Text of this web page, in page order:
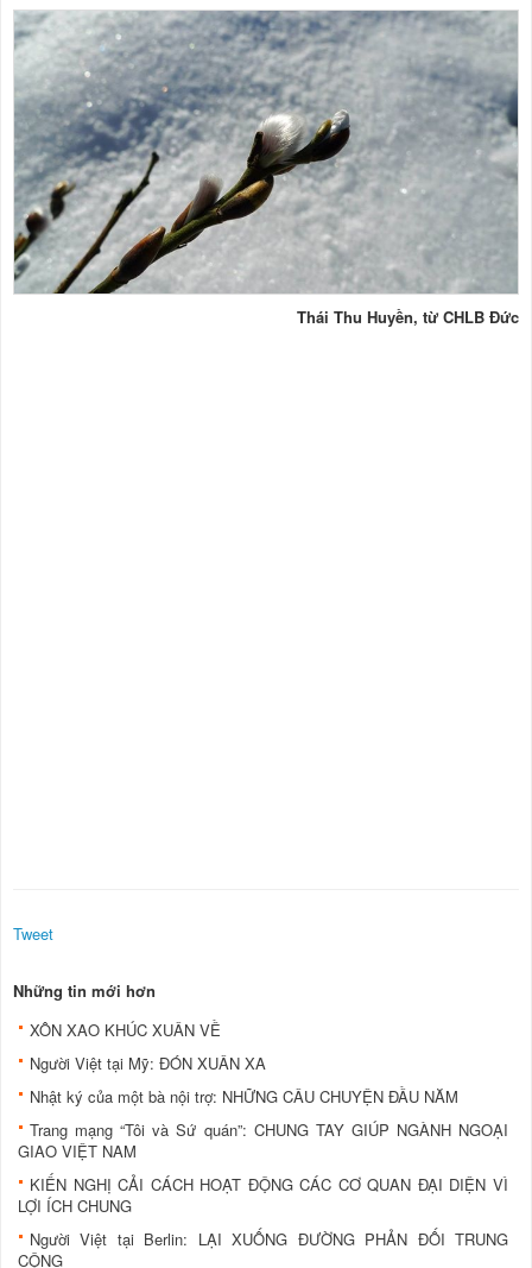
Thái Thu Huyền, từ CHLB Đức
Tweet
Những tin mới hơn
XÔN XAO KHÚC XUÂN VỀ
Người Việt tại Mỹ: ĐÓN XUÂN XA
Nhật ký của một bà nội trợ: NHỮNG CÂU CHUYỆN ĐẦU NĂM
Trang mạng “Tôi và Sứ quán”: CHUNG TAY GIÚP NGÀNH NGOẠI
GIAO VIỆT NAM
KIẾN NGHỊ CẢI CÁCH HOẠT ĐỘNG CÁC CƠ QUAN ĐẠI DIỆN VÌ
LỢI ÍCH CHUNG
Người Việt tại Berlin: LẠI XUỐNG ĐƯỜNG PHẢN ĐỐI TRUNG
CỘNG